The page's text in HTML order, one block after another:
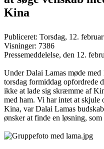
Kina
Publiceret: Torsdag, 12.
Visninger: 7386
Pressemeddelelse, den 12.
Under Dalai Lamas møde
torsdag formiddag opfordrede
ikke at lade sig skræmme af
med ham. Vi har intet at skjule
Kina, var Dalai Lamas
ønsker at finde en løsning,